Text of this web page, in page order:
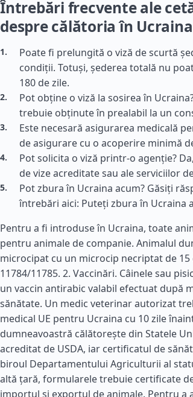
Întrebări frecvente ale
despre călătoria în Ucraina
Poate fi prelungită o viză de scurtă
condiții. Totuși, șederea totală nu
180 de zile.
Pot obține o viză la sosirea în
trebuie obținute în prealabil la un
Este necesară asigurarea medicală
de asigurare cu o acoperire minimă
Pot solicita o viză printr-o agenție?
de vize acreditate sau ale serviciilor
Pot zbura în Ucraina acum? Găsiți
întrebări aici: Puteți zbura în Ucraina
Pentru a fi introduse în Ucraina, toate
pentru animale de companie. Animalul
microcipat cu un microcip necriptat de
11784/11785. 2. Vaccinări. Câinele sau
un vaccin antirabic valabil efectuat după
sănătate. Un medic veterinar autorizat
medical UE pentru Ucraina cu 10 zile
dumneavoastră călătorește din Statele
acreditat de USDA, iar certificatul de
biroul Departamentului Agriculturii al
altă țară, formularele trebuie certificate
importul și exportul de animale. Pentru a